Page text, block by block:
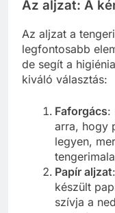
Az aljzat: A
Az aljzat a
legfontosabb
de segít a
kiváló választás:
Faforgács:
arra, hogy
legyen,
Papír aljzat
készült
szívja a